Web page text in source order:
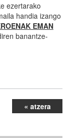
ezertarako
handia izango
EMAN
banantze-
« atzera